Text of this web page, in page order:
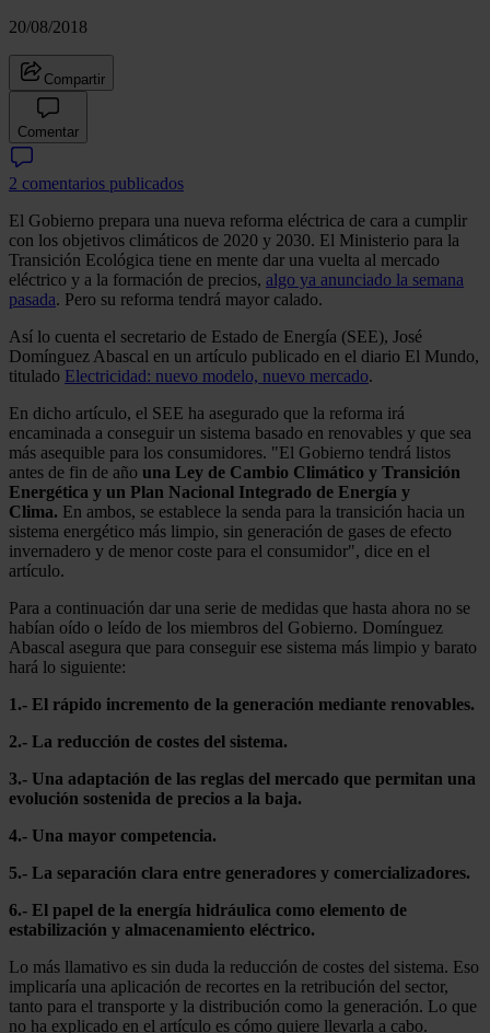
20/08/2018
Compartir
Comentar
2 comentarios publicados
El Gobierno prepara una nueva reforma eléctrica de cara a cumplir
con los objetivos climáticos de 2020 y 2030. El Ministerio para la
Transición Ecológica tiene en mente dar una vuelta al mercado
eléctrico y a la formación de precios, algo ya anunciado la semana
pasada. Pero su reforma tendrá mayor calado.
Así lo cuenta el secretario de Estado de Energía (SEE), José
Domínguez Abascal en un artículo publicado en el diario El Mundo,
titulado Electricidad: nuevo modelo, nuevo mercado.
En dicho artículo, el SEE ha asegurado que la reforma irá
encaminada a conseguir un sistema basado en renovables y que sea
más asequible para los consumidores. "El Gobierno tendrá listos
antes de fin de año una Ley de Cambio Climático y Transición
Energética y un Plan Nacional Integrado de Energía y
Clima. En ambos, se establece la senda para la transición hacia un
sistema energético más limpio, sin generación de gases de efecto
invernadero y de menor coste para el consumidor", dice en el
artículo.
Para a continuación dar una serie de medidas que hasta ahora no se
habían oído o leído de los miembros del Gobierno. Domínguez
Abascal asegura que para conseguir ese sistema más limpio y barato
hará lo siguiente:
1.- El rápido incremento de la generación mediante renovables.
2.- La reducción de costes del sistema.
3.- Una adaptación de las reglas del mercado que permitan una
evolución sostenida de precios a la baja.
4.- Una mayor competencia.
5.- La separación clara entre generadores y comercializadores.
6.- El papel de la energía hidráulica como elemento de
estabilización y almacenamiento eléctrico.
Lo más llamativo es sin duda la reducción de costes del sistema. Eso
implicaría una aplicación de recortes en la retribución del sector,
tanto para el transporte y la distribución como la generación. Lo que
no ha explicado en el artículo es cómo quiere llevarla a cabo.